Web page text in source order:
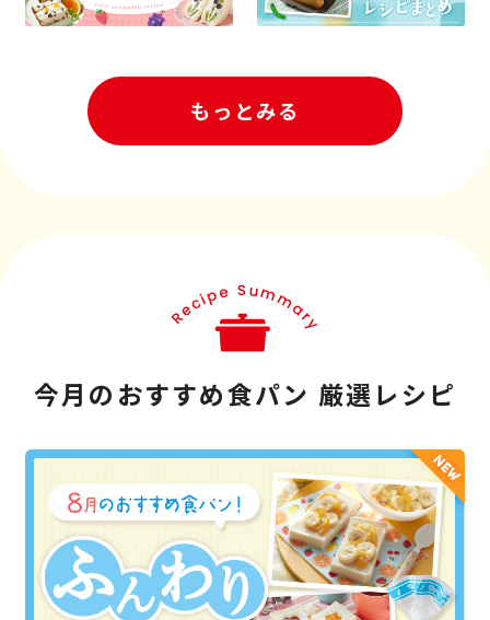
もっとみる
今月のおすすめ食パン 厳選レシピ